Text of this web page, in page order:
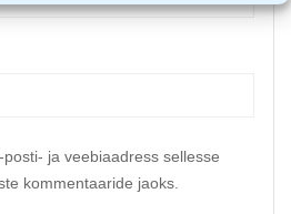
ja veebiaadress sellesse
kommentaaride jaoks.